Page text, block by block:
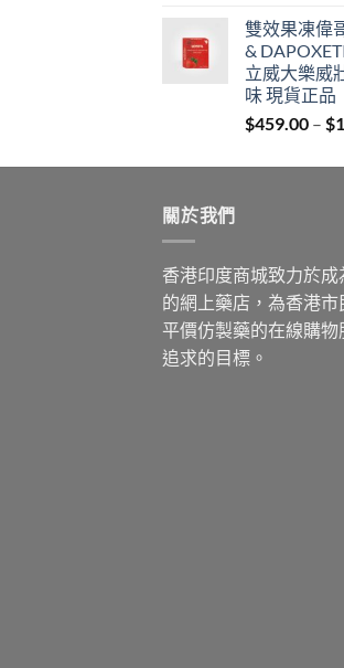
雙效果凍偉
&
立威大樂威
味 現貨正品
$459.00 – $
關於我們
香港印度商城致力於成
的網上藥店，為香港市
平價仿製藥的在線購物
追求的目標。